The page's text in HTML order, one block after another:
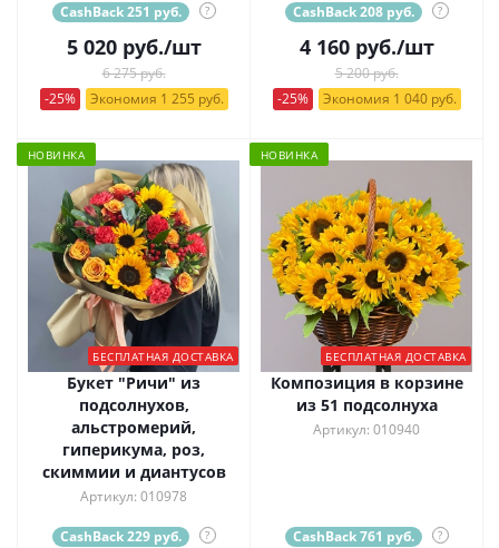
CashBack 251 руб. ?
5 020руб./шт
6 275 руб.
-25%
Экономия 1 255 руб.
CashBack 208 руб. ?
4 160руб./шт
5 200 руб.
-25%
Экономия 1 040 руб.
НОВИНКА
БЕСПЛАТНАЯ ДОСТАВКА
Букет "Ричи" из
подсолнухов,
альстромерий,
гиперикума, роз,
скиммии и диантусов
Артикул: 010978
CashBack 229 руб. ?
НОВИНКА
БЕСПЛАТНАЯ ДОСТАВКА
Композиция в корзине
из 51 подсолнуха
Артикул: 010940
CashBack 761 руб. ?